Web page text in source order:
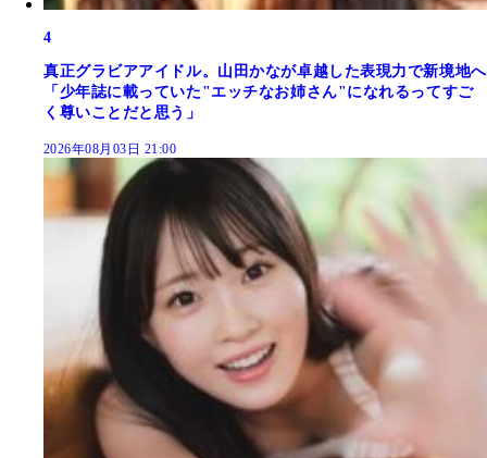
4
真正グラビアアイドル。山田かなが卓越した表現力で新境地へ
「少年誌に載っていた"エッチなお姉さん"になれるってすご
く尊いことだと思う」
2026年08月03日 21:00